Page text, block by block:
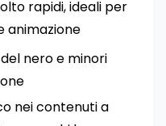
rapidi, ideali per
animazione
nero e minori
nei contenuti a